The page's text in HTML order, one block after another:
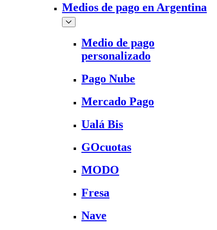
Medios de pago en Argentina
Medio de pago
personalizado
Pago Nube
Mercado Pago
Ualá Bis
GOcuotas
MODO
Fresa
Nave